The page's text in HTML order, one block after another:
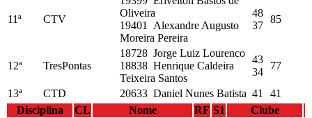
11ª CTV
Oliveira
19401 Alexandre Augusto
Moreira Pereira
48
37
85
12ª TresPontas
18728 Jorge Luiz Lourenco
18838 Henrique Caldeira
Teixeira Santos
43
34
77
13ª CTD 20633 Daniel Nunes Batista 41
41
Disciplina
CL Nome RF S1
Clube